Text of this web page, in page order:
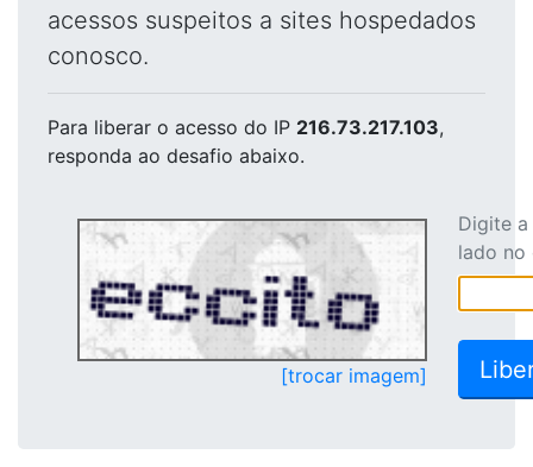
acessos suspeitos a sites hospedados
conosco.
Para liberar o acesso do IP 216.73.217.103,
responda ao desafio abaixo.
[trocar imagem]
Digite
lado no